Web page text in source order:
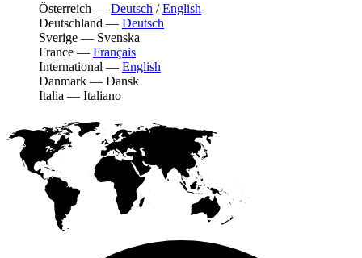
Österreich — Deutsch /English
Deutschland — Deutsch
Sverige — Svenska
France — Français
International — English
Danmark — Dansk
Italia — Italiano